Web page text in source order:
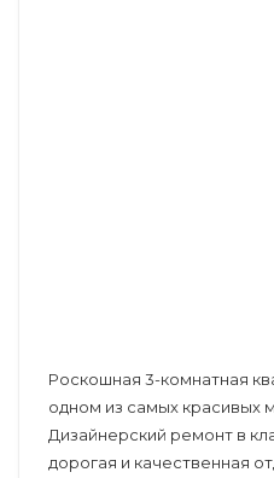
Роскошная 3-комнатная
одном из самых красивых
Дизайнерский ремонт в
дорогая и качественная